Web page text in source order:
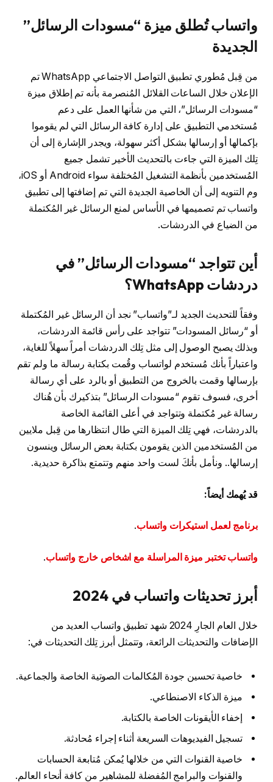
واتساب تُطلق ميزة “مسودات الرسائل”
الجديدة
من قِبل مُطوري تطبيق التواصل الاجتماعي WhatsApp تم
الإعلان خلال الساعات القلائل المُنصرمة بأنه تم إطلاق ميزة
“مسودات الرسائل”، التي من شأنها العمل على دعم
مُستخدمي التطبيق على إدارة كافة الرسائل التي لم يقوموا
بإكمالها أو إرسالها بشكل أكثر سهولة، ويجدر الإشارة إلى أن
تِلك الميزة التي جاءت بالتحديث الأخير تشمل جميع
المُستخدمين بأنظمة التشغيل المُختلفة سواء Android أو iOS،
وم التنويه إلى أن الخاصية الجديدة التي تم إضافتها إلى تطبيق
واتساب تم تصميمها في الأساس لمنع الرسائل غير المُكتملة
من الضياع في الدردشات.
أين تتواجد “مسودات الرسائل” في
دردشات WhatsApp؟
وفقاً للتحديث الجديد لـ”واتساب” نجد أن الرسائل غير المُكتملة
أو “رسائل المسودات” تتواجد على رأس قائمة الدردشات،
وبذلك يصبح الوصول إلى مثل تِلك الدردشات أمراً سهلاً للغاية،
واعتباراً بأنك مُستخدم لواتساب وقُمت بكتابة رسالة ما ولم تقم
بإرسالها وقمت بالخروج من التطبيق أو بالرد على أي رسالة
أخرى، فسوف تقوم “مسودات الرسائل” بتذكيرك بأن هُناك
رسالة غير مُكتملة وتتواجد في أعلى القائمة الخاصة
بالدردشات، فهي تِلك الميزة التي طال انتظارها من قِبل ملايين
من المُستخدمين الذين يقومون بكتابة بعض الرسائل وينسون
إرسالها.. ونأمل بأنكَ لست واحد منهم وتتمتع بذاكرة حديدية.
قد يُهمك أيضاً:
برنامج لعمل استيكرات واتساب.
واتساب تختبر ميزة المراسلة مع اشخاص خارج واتساب.
أبرز تحديثات واتساب في 2024
خلال العام الجارِ 2024 شهد تطبيق واتساب العديد من
الإضافات والتحديثات الرائعة، وتتمثل أبرز تِلك التحديثات في:
خاصية تحسين جودة المُكالمات الصوتية الخاصة والجماعية.
ميزة الذكاء الاصنطاعي.
إخفاء الأيقونات الخاصة بالكتابة.
تسجيل الفيديوهات السريعة أثناء إجراء مُحادثة.
خاصية القنوات التي من خلالها يُمكن مُتابعة الحسابات
والقنوات والبرامج المُفضلة للمشاهير من كافة أنحاء العالم.